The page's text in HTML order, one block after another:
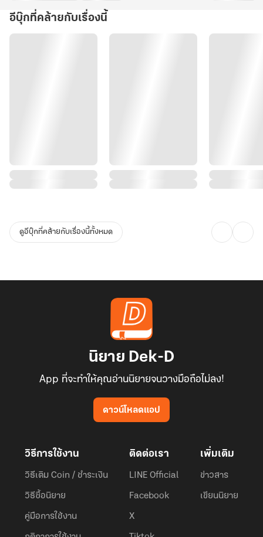
พากันรู้สึกไม่พอใจ หากลู่จื่อจิงเรียกว่าคนไร้ความสามารถ
คิดว่าลู่จื่อจิงกำลังหวาดกลัวคำท้าทายของตน และคิดใช้สำนักเมฆาล่อง
เป็นเกาะคุ้มกาย
จะไม่ให้บิดาและสำนักของข้า มาสร้างปัญหาให้เจ้าภายหลัง
เจ้าไม่กล้ารับคำท้านี้ของข้า ก็จงออกไปจากสำนักเมฆาล่อง
ออกไปจากพื้นที่ของสำนักยุทธ์เสีย แล้วก็อย่าได้มาปรากฏกายให้ข้าเห็น
อีก” ทุกสายตาต่างจับจ้องไปที่ลู่จื่อจิง แต่กลับเห็นรอยยิ้มที่มุมปาก
ปรากฏที่ใบหน้างามของนาง
“ได้ หากในสนามประลองในวันนี้ ข้าได้บังเอิญจับคู่พบกับเจ้า ข้าจะรับคำ
ท้าประลองเป็นตายนี้กับเจ้า หวังว่าเจ้าจะไม่เสียใจภายหลัง”
และปอดแหกหนีการประลองในครั้งนี้ไปเสียก่อน”
“ข้าขอคืนคำพูดเหล่านั้นให้เจ้าเช่นกัน” ครั้งนี้เถียนซีเยว์ไม่ได้รู้สึกโกรธ
เพราะกำลังรู้สึกยินดีที่ลู่จื่อจิงกล้ารับคำท้านี้ของนาง นางมั่นใจว่าตนจะ
ไม่มีทางแพ้
อีบุ๊กที่คล้ายกับเรื่องนี้
ดูอีบุ๊กที่คล้ายกับเรื่องนี้ทั้งหมด
นิยาย Dek-D
App ที่จะทำให้คุณอ่านนิยายจนวางมือถือไม่ลง!
ดาวน์โหลดแอป
วิธีการใช้งาน
วิธีเติม Coin / ชำระเงิน
วิธีซื้อนิยาย
คู่มือการใช้งาน
ติดต่อเรา
LINE Official
Facebook
X
เพิ่มเติม
ข่าวสาร
เขียนนิยาย